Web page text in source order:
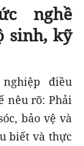
nghề
sinh, kỹ
điều
nêu rõ: Phải
bảo vệ và
biết và thực